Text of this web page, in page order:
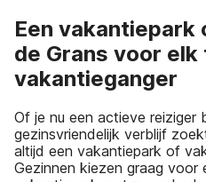
Een vakantiepark
de Grans voor elk
vakantieganger
Of je nu een actieve reiziger
gezinsvriendelijk verblijf
altijd een vakantiepark of
Gezinnen kiezen graag voor